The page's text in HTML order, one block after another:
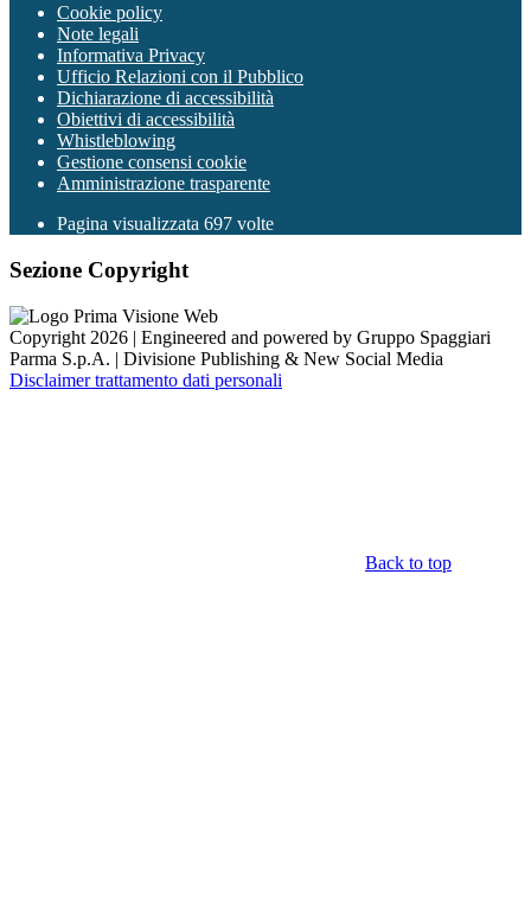
Cookie policy
Note legali
Informativa Privacy
Ufficio Relazioni con il Pubblico
Dichiarazione di accessibilità
Obiettivi di accessibilità
Whistleblowing
Gestione consensi cookie
Amministrazione trasparente
Pagina visualizzata 697 volte
Sezione Copyright
Copyright 2026 | Engineered and powered by Gruppo Spaggiari
Parma S.p.A. | Divisione Publishing & New Social Media
Disclaimer trattamento dati personali
Back to top